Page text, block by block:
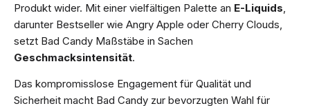
Produkt wider. Mit einer vielfältigen Palette an E-Liquids
darunter Bestseller wie Angry Apple oder Cherry Clouds,
setzt Bad Candy Maßstäbe in Sachen
Geschmacksintensität.
Das kompromisslose Engagement für Qualität und
Sicherheit macht Bad Candy zur bevorzugten Wahl für